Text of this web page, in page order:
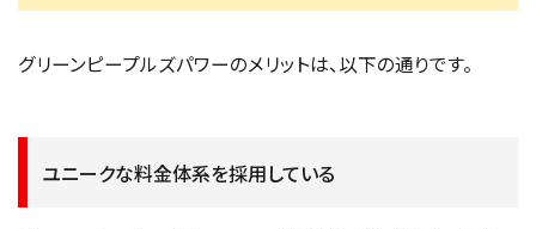
グリーンピープルズパワーのメリットは、以下の通りです。
ユニークな料金体系を採用している